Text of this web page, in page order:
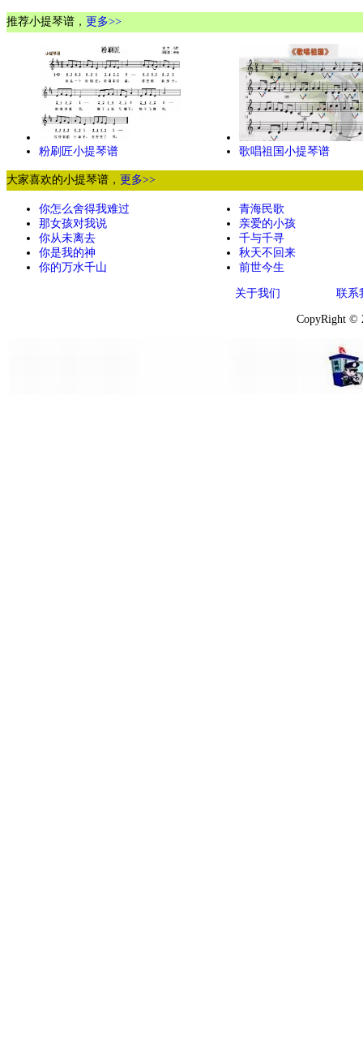
推荐小提琴谱， 更多>>
粉刷匠小提琴谱 歌唱祖国小提琴谱
大家喜欢的小提琴谱， 更多>>
你怎么舍得我难过
那女孩对我说
你从未离去
你是我的神
你的万水千山
青海民歌
亲爱的小孩
千与千寻
秋天不回来
前世今生
关于我们 联系
CopyRight ©